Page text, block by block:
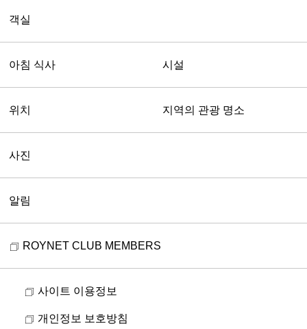
객실
아침 식사 시설
위치 지역의 관광 명소
사진
알림
ROYNET CLUB MEMBERS
사이트 이용정보
개인정보 보호방침